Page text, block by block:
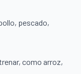
pescado,
como arroz,